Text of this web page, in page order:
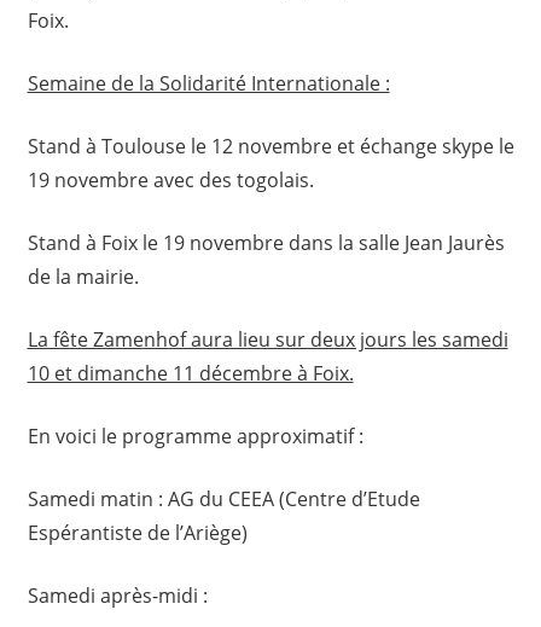
Foix.
Semaine de la Solidarité Internationale :
Stand à Toulouse le 12 novembre et échange skype le
19 novembre avec des togolais.
Stand à Foix le 19 novembre dans la salle Jean Jaurès
de la mairie.
La fête Zamenhof aura lieu sur deux jours les samedi
10 et dimanche 11 décembre à Foix.
En voici le programme approximatif :
Samedi matin : AG du CEEA (Centre d’Etude
Espérantiste de l’Ariège)
Samedi après-midi :